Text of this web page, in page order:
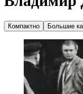
Компактно Большие